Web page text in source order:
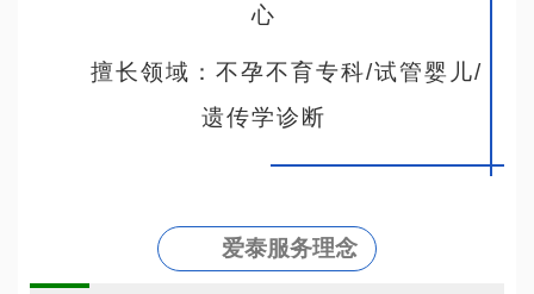
心
擅长领域：不孕不育专科/试管婴儿/
遗传学诊断
爱泰服务理念